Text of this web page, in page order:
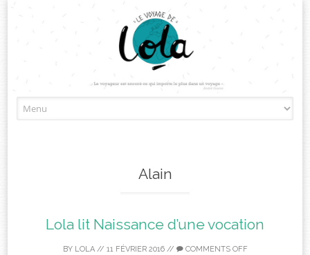
to
Alain
Lola lit Naissance d’une vocation
BY LOLA// 11 FÉVRIER 2016// COMMENTS OFF